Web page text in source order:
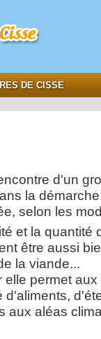
DE CISSE
d'un
la
selon les
et la quantité
être aussi
la viande...
permet
aux aléas